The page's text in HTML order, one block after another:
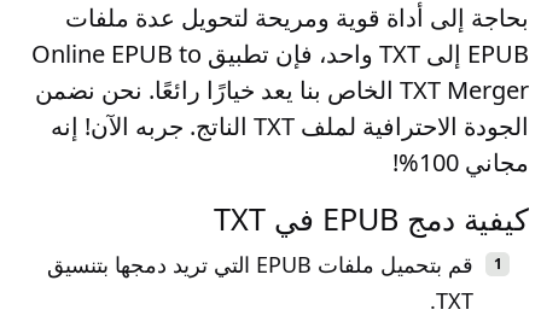
بحاجة إلى أداة قوية ومريحة لتحويل عدة ملفات
EPUB إلى TXT واحد، فإن تطبيق Online EPUB to
TXT Merger الخاص بنا يعد خيارًا رائعًا. نحن نضمن
الجودة الاحترافية لملف TXT الناتج. جربه الآن! إنه
مجاني 100%!
كيفية دمج EPUB في TXT
قم بتحميل ملفات EPUB التي تريد دمجها بتنسيق
TXT.